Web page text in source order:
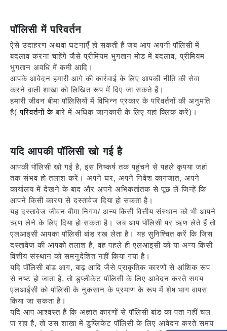
पॉलिसी में परिवर्तन
ऐसे उदाहरण अथवा घटनाएँ हो सकती हैं जब आप अपनी पॉलिसी में
बदलाव करना चाहेंगे जैसे प्रीमियम भुगतान मोड में बदलाव, प्रीमियम
भुगतान अवधि में कमी आदि।
आपके आवेदन हमारी आगे की कार्रवाई के लिए आपकी नीति की सेवा
करने वाली शाखा को लिखित रूप में दिए जा सकते हैं।
हमारी जीवन बीमा पॉलिसियों में विभिन्न प्रकार के परिवर्तनों की अनुमति
है(परिवर्तनों के बारे में अधिक जानकारी के लिए यहां क्लिक करें)।
यदि आपकी पॉलिसी खो गई है
आपकी पॉलिसी खो गई है, इस निष्कर्ष तक पहुंचने से पहले कृपया जहां
तक संभव हो तलाश करें। अपने घर, अपने निवेश कागजात, अपने
कार्यालय में देखने के बाद और अपने अभिकर्तातक से पूछ लें जिन्हें कि
आपने किसी कारण से दस्तावेज दिया हो सकता है।
यह दस्तावेज जीवन बीमा निगम/ अन्य किसी वित्तीय संस्थान को भी आपने
ऋण लेने के लिए दिया हो सकता है। जब आप पॉलिसी पर ऋण लेते हैं तो
एलआइसी आपका पॉलिसी बांड रख लेता है। यह सुनिश्चित करें कि जिस
दस्तावेज की आपको तलाश है, वह पहले ही एलआइसी को या अन्य किसी
वित्तीय संस्थान को समनुदेशित नहीं किया गया है।
यदि पॉलिसी बांड आग, बाढ़ आदि जैसे प्राकृतिक कारणों से आंशिक रूप
से नष्ट हो जाता है, तो डुप्लीकेट पॉलिसी के लिए आवेदन करते समय
एलआईसी को पॉलिसी के नुकसान के प्रमाण के रूप में शेष भाग वापस
किया जा सकता है।
यदि आप आश्वस्त हैं कि अज्ञात कारणों से पॉलिसी बांड का पता नहीं चल
पा रहा है, तो उस शाखा में डुप्लिकेट पॉलिसी के लिए आवेदन करते समय